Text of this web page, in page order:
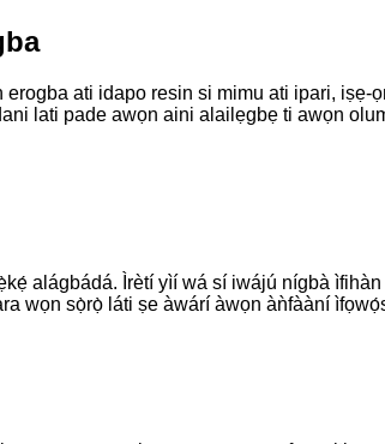
ati idapo resin si mimu ati ipari, iṣẹ-
lati pade awọn aini alailẹgbẹ ti awọn
alágbádá. Ìrètí yìí wá sí iwájú nígbà
wọn sọ̀rọ̀ láti ṣe àwárí àwọn àǹfààní